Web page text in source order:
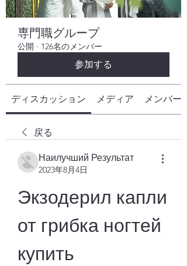
専門職グループ
公開 · 126名のメンバー
参加する
ディスカッション メディア メンバー
戻る
Наилучший Результат
2023年8月4日
Экзодерил капли
от грибка ногтей
купить